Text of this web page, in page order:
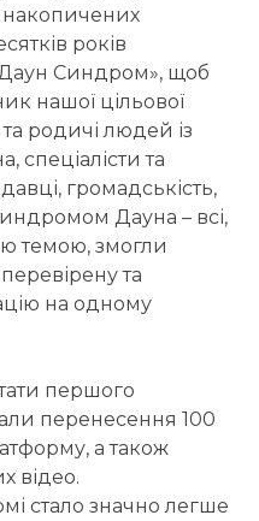
накопичених
років
Синдром», щоб
нашої цільової
та родичі людей із
та
громадськість,
Дауна – всі,
темою, змогли
та
на одному
першого
перенесення 100
а також
відео.
стало значно легше